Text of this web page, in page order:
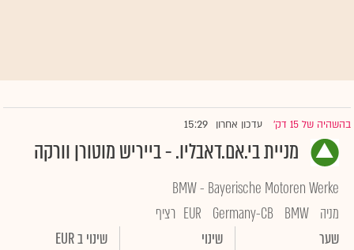
בהשהיה של 15 דק' |עדכון אחרון 15:29
מניית בי.אם.דאבליו. - בייריש מוטורן וורקה
BMW - Bayerische Motoren Werke
מניה BMW
Germany-CB
EUR רציף
שער
שינוי שינוי ב EUR